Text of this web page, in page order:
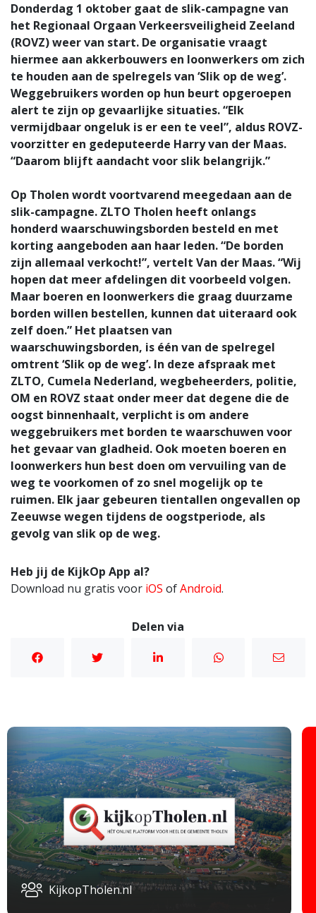
Donderdag 1 oktober gaat de slik-campagne van
het Regionaal Orgaan Verkeersveiligheid Zeeland
(ROVZ) weer van start. De organisatie vraagt
hiermee aan akkerbouwers en loonwerkers om zich
te houden aan de spelregels van ‘Slik op de weg’.
Weggebruikers worden op hun beurt opgeroepen
alert te zijn op gevaarlijke situaties. “Elk
vermijdbaar ongeluk is er een te veel”, aldus ROVZ-
voorzitter en gedeputeerde Harry van der Maas.
“Daarom blijft aandacht voor slik belangrijk.”
Op Tholen wordt voortvarend meegedaan aan de
slik-campagne. ZLTO Tholen heeft onlangs
honderd waarschuwingsborden besteld en met
korting aangeboden aan haar leden. “De borden
zijn allemaal verkocht!”, vertelt Van der Maas. “Wij
hopen dat meer afdelingen dit voorbeeld volgen.
Maar boeren en loonwerkers die graag duurzame
borden willen bestellen, kunnen dat uiteraard ook
zelf doen.” Het plaatsen van
waarschuwingsborden, is één van de spelregel
omtrent ‘Slik op de weg’. In deze afspraak met
ZLTO, Cumela Nederland, wegbeheerders, politie,
OM en ROVZ staat onder meer dat degene die de
oogst binnenhaalt, verplicht is om andere
weggebruikers met borden te waarschuwen voor
het gevaar van gladheid. Ook moeten boeren en
loonwerkers hun best doen om vervuiling van de
weg te voorkomen of zo snel mogelijk op te
ruimen. Elk jaar gebeuren tientallen ongevallen op
Zeeuwse wegen tijdens de oogstperiode, als
gevolg van slik op de weg.
Heb jij de KijkOp App al?
Download nu gratis voor iOS ofAndroid.
Delen via
KijkopTholen.nl